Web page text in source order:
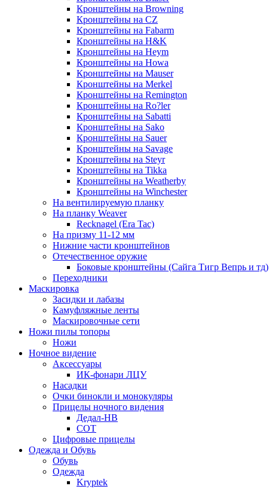
Кронштейны на Browning
Кронштейны на CZ
Кронштейны на Fabarm
Кронштейны на H&K
Кронштейны на Heym
Кронштейны на Howa
Кронштейны на Mauser
Кронштейны на Merkel
Кронштейны на Remington
Кронштейны на Ro?ler
Кронштейны на Sabatti
Кронштейны на Sako
Кронштейны на Sauer
Кронштейны на Savage
Кронштейны на Steyr
Кронштейны на Tikka
Кронштейны на Weatherby
Кронштейны на Winchester
На вентилируемую планку
На планку Weaver
Recknagel (Era Tac)
На призму 11-12 мм
Нижние части кронштейнов
Отечественное оружие
Боковые кронштейны (Сайга Тигр Вепрь и тд)
Переходники
Маскировка
Засидки и лабазы
Камуфляжные ленты
Маскировочные сети
Ножи пилы топоры
Ножи
Ночное видение
Аксессуары
ИК-фонари ЛЦУ
Насадки
Очки бинокли и монокуляры
Прицелы ночного видения
Дедал-НВ
СОТ
Цифровые прицелы
Одежда и Обувь
Обувь
Одежда
Kryptek